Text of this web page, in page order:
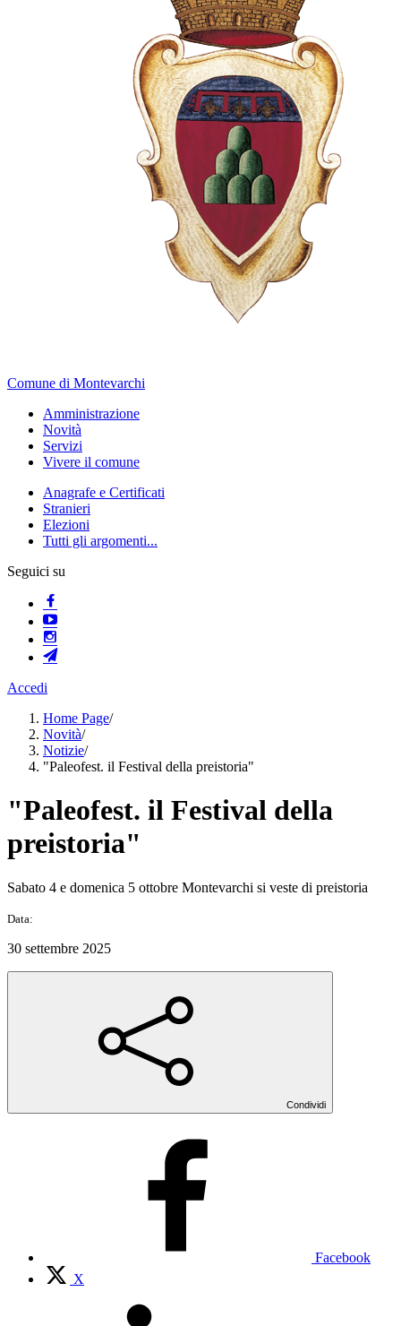
Comune di Montevarchi
Amministrazione
Novità
Servizi
Vivere il comune
Anagrafe e Certificati
Stranieri
Elezioni
Tutti gli argomenti...
Seguici su
Accedi
Home Page/
Novità/
Notizie/
"Paleofest. il Festival della preistoria"
"Paleofest. il Festival della
preistoria"
Sabato 4 e domenica 5 ottobre Montevarchi si veste di preistoria
Data:
30 settembre 2025
Condividi
Facebook
X